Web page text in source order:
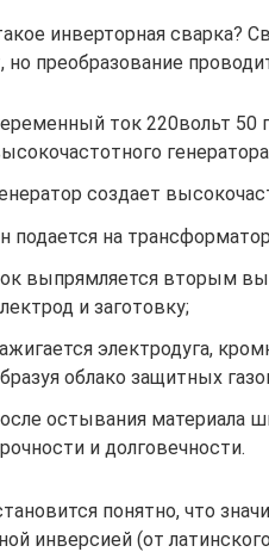
инверторная сварка?
но преобразование
ток 220вольт 50
создает
подается на
выпрямляется вторым
и заготовку;
электродуга,
облако защитных
остывания материала
и долговечности.
понятно, что
инверсией (от